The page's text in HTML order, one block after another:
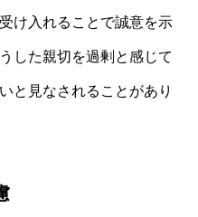
け入れることで誠意を示
した親切を過剰と感じて
と見なされることがあり